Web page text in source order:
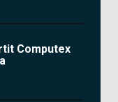
Computex